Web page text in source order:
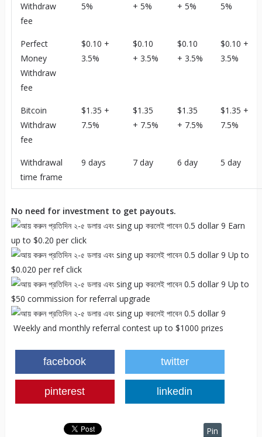
Withdraw
fee
5%
+ 5%
+ 5%
5%
Perfect
Money
Withdraw
fee
$0.10 +
3.5%
$0.10
+ 3.5%
$0.10
+ 3.5%
$0.10 +
3.5%
Bitcoin
Withdraw
fee
$1.35 +
7.5%
$1.35
+ 7.5%
$1.35
+ 7.5%
$1.35 +
7.5%
Withdrawal
time frame
9 days 7 day 6 day 5 day
No need for investment to get payouts.
Earn
up to $0.20 per click
Up to
$0.020 per ref click
Up to
$50 commission for referral upgrade
Weekly and monthly referral contest up to $1000 prizes
facebook twitter
pinterest linkedin